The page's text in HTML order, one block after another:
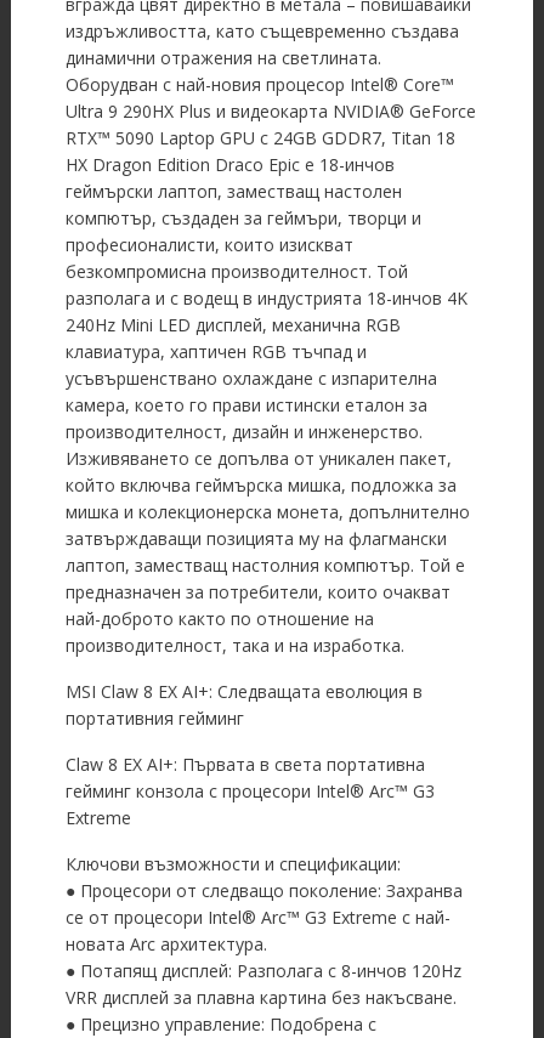
издръжливостта, като същевременно създава
динамични отражения на светлината.
Оборудван с най-новия процесор Intel® Core™
Ultra 9 290HX Plus и видеокарта NVIDIA® GeForce
RTX™ 5090 Laptop GPU с 24GB GDDR7, Titan 18
HX Dragon Edition Draco Epic е 18-инчов
геймърски лаптоп, заместващ настолен
компютър, създаден за геймъри, творци и
професионалисти, които изискват
безкомпромисна производителност. Той
разполага и с водещ в индустрията 18-инчов 4K
240Hz Mini LED дисплей, механична RGB
клавиатура, хаптичен RGB тъчпад и
усъвършенствано охлаждане с изпарителна
камера, което го прави истински еталон за
производителност, дизайн и инженерство.
Изживяването се допълва от уникален пакет,
който включва геймърска мишка, подложка за
мишка и колекционерска монета, допълнително
затвърждаващи позицията му на флагмански
лаптоп, заместващ настолния компютър. Той е
предназначен за потребители, които очакват
най-доброто както по отношение на
производителност, така и на изработка.
MSI Claw 8 EX AI+: Следващата еволюция в
портативния гейминг
Claw 8 EX AI+: Първата в света портативна
гейминг конзола с процесори Intel® Arc™ G3
Extreme
Ключови възможности и спецификации:
● Процесори от следващо поколение: Захранва
се от процесори Intel® Arc™ G3 Extreme с най-
новата Arc архитектура.
● Потапящ дисплей: Разполага с 8-инчов 120Hz
VRR дисплей за плавна картина без накъсване.
● Прецизно управление: Подобрена с